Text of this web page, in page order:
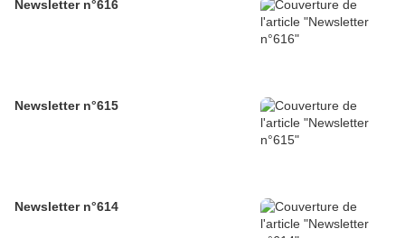
Newsletter n°616
Newsletter n°615
Newsletter n°614